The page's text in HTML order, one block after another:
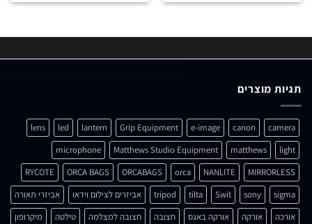
תגיות מוצרים
camera
canon
e-image
Grip Equipment
lantern
led
lens
light
matthews
Matthews Studio Equipment
microphone
MIRRORLESS
NANLITE
orca
ORCABAGS
ORCA BAGS
RYCOTE
sigma
sony
Swit
tilta
tripod אביזרים לצילום וידאו
אביזרי תאורה
אורכה
אורקה אורקה באגס חצובה חצובה למצלמה טילטה
מיקרופון